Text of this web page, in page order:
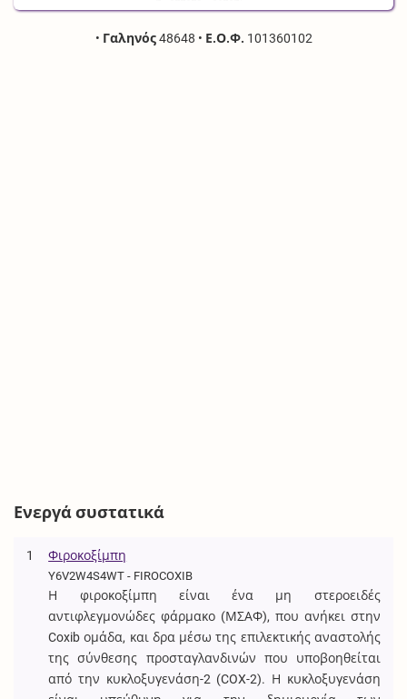
• Γαληνός48648 • Ε.Ο.Φ. 101360102
Ενεργά συστατικά
1 Φιροκοξίμπη
Y6V2W4S4WT - FIROCOXIB
Η φιροκοξίμπη είναι ένα μη στεροειδές
αντιφλεγμονώδες φάρμακο (ΜΣΑΦ), που ανήκει στην
Coxib ομάδα, και δρα μέσω της επιλεκτικής αναστολής
της σύνθεσης προσταγλανδινών που υποβοηθείται
από την κυκλοξυγενάση-2 (COX-2). Η κυκλοξυγενάση